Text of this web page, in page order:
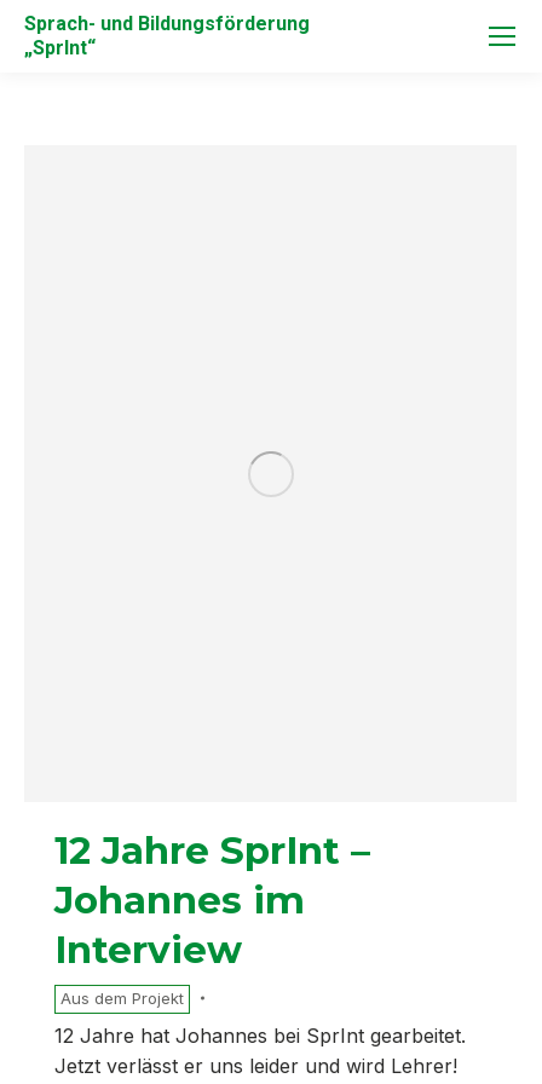
Sprach- und Bildungsförderung
„SprInt“
12 Jahre SprInt –
Johannes im
Interview
Aus dem Projekt
12 Jahre hat Johannes bei SprInt gearbeitet.
Jetzt verlässt er uns leider und wird Lehrer!